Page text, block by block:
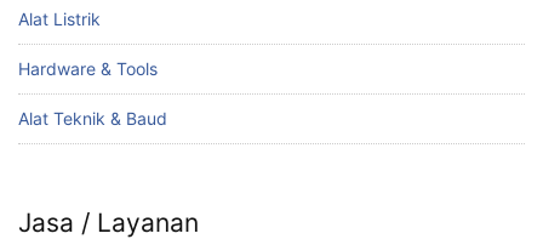
Alat Listrik
Hardware & Tools
Alat Teknik & Baud
Jasa / Layanan